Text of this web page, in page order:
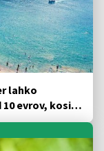
lahko
evrov, kosilo